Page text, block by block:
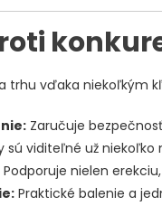
trhu vďaka niekoľkým
Zaručuje
sú viditeľné už niekoľko
Podporuje nielen
Praktické balenie a